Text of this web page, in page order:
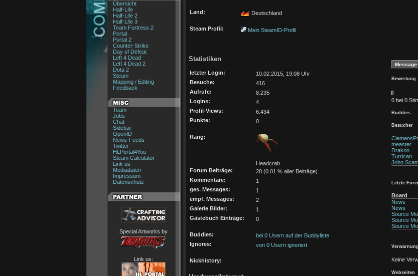
Übersicht
Half-Life
Half-Life 2
Half-Life 3
Team Fortress 2
Portal
Portal 2
Counter-Strike
Day of Defeat
Left 4 Dead
Left 4 Dead 2
Dota 2
Steam
Mapping / Editing
Feedback
Team
Jobs
Chat
Sidebar
OpenID
News-Feeds
Twitter
HLPortal4You
Steam Calculator
Link us
Mediadaten
Impressum
Datenschutz
Special Artworks by
Link us:
Land: Deutschland
Steam Profil: Mein SteamID-Profil
Statistiken
letzter Login:
10.02.2015, 19:08 Uhr
Besuche:
416
Aufrufe:
8.235
Logins:
4
Profil-Views:
6.434
Punkte:
0
Rang:
Headcrab
Forum Beiträge:
28 (0.01 % aller Beiträge)
Kommentare:
1
ges. Messages:
1
empf. Messages:
2
Galerie Bilder:
1
Gästebuch Einträge:
0
Buddies:
bei 0 Usern auf der Buddyliste
Ignores:
von 0 Usern ignoriert
Nickhistory:
Bewertung
0 bei 0
Buddies
Besucher
measter
Drakon
Turrican
John
Letzte
Board
News
News
Source
Source
Source
Keine
Webseiten